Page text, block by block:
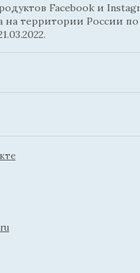
Facebook и
на территории России по